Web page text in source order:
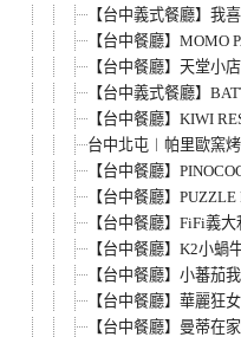
【台中義式餐廳】我
【台中餐廳】MOMO
【台中餐廳】天堂小
【台中義式餐廳】
【台中餐廳】KIWI
台中北屯︱帕里歐窯
【台中餐廳】
【台中餐廳】
【台中餐廳】FiFi義
【台中餐廳】K2小蝸
【台中餐廳】小蕃茄
【台中餐廳】華麗狂
【台中餐廳】曼蒂在